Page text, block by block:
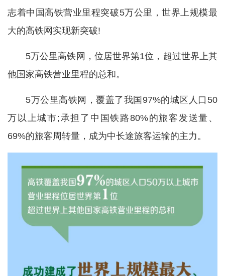
志着中国高铁营业里程突破5万公里，世界上规模最
大的高铁网实现新突破!
5万公里高铁网，位居世界第1位，超过世界上其
他国家高铁营业里程的总和。
5万公里高铁网，覆盖了我国97%的城区人口50
万以上城市;承担了中国铁路80%的旅客发送量、
69%的旅客周转量，成为中长途旅客运输的主力。